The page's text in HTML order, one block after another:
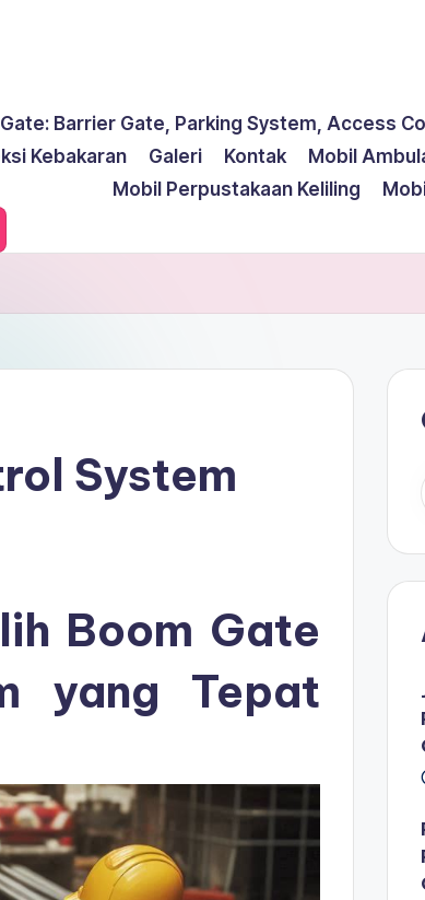
Barrier Gate, Parking System, Access
Kebakaran
Galeri Kontak Mobil
Mobil Perpustakaan Keliling
System
Boom Gate
yang Tepat